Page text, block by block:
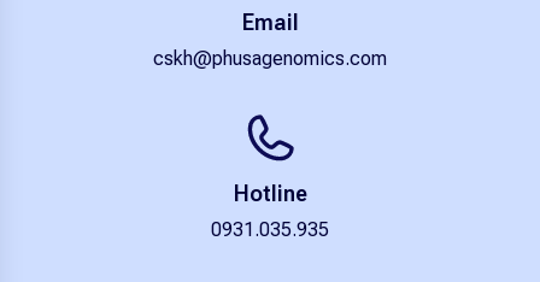
Email
cskh@phusagenomics.com
Hotline
0931.035.935